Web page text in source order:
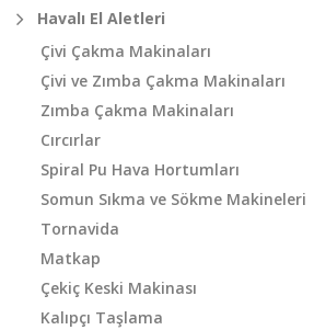
Havalı El Aletleri
Çivi Çakma Makinaları
Çivi ve Zımba Çakma Makinaları
Zımba Çakma Makinaları
Cırcırlar
Spiral Pu Hava Hortumları
Somun Sıkma ve Sökme Makineleri
Tornavida
Matkap
Çekiç Keski Makinası
Kalıpçı Taşlama